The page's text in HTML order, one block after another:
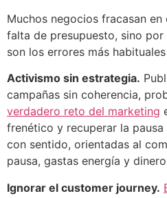
Muchos negocios fracasan
falta de presupuesto, sino
son los errores más
Activismo sin estrategia.
campañas sin coherencia,
verdadero reto del marketing
frenético y recuperar la
con sentido, orientadas al
pausa, gastas energía y
Ignorar el customer journey.